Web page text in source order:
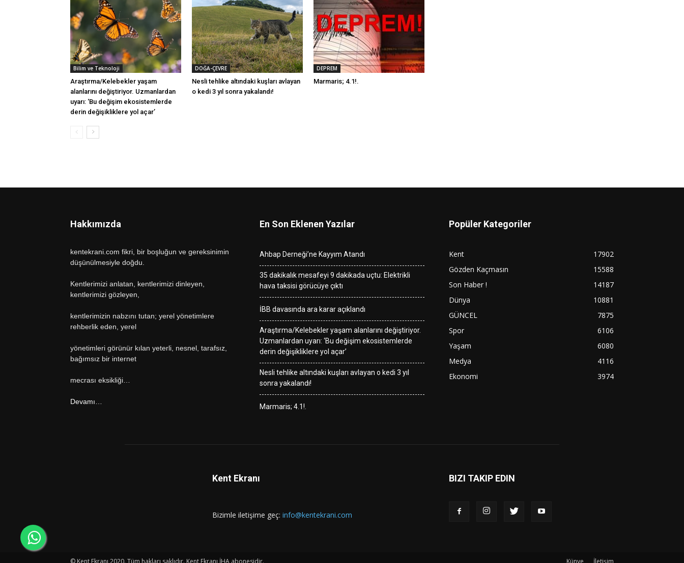
Bilim ve Teknoloji
Araştırma/Kelebekler yaşam
alanlarını değiştiriyor. Uzmanlardan
uyarı: ‘Bu değişim ekosistemlerde
derin değişikliklere yol açar’
DOĞA-ÇEVRE
Nesli tehlike altındaki kuşları avlayan
o kedi 3 yıl sonra yakalandı!
DEPREM
Marmaris; 4.1!.
Hakkımızda
kentekrani.com fikri, bir boşluğun ve gereksinimin
düşünülmesiyle doğdu.
Kentlerimizi anlatan, kentlerimizi dinleyen,
kentlerimizi gözleyen,
kentlerimizin nabzını tutan; yerel yönetimlere
rehberlik eden, yerel
yönetimleri görünür kılan yeterli, nesnel, tarafsız,
bağımsız bir internet
mecrası eksikliği…
Devamı…
En Son Eklenen Yazılar
Ahbap Derneği’ne Kayyım Atandı
35 dakikalık mesafeyi 9 dakikada uçtu: Elektrikli
hava taksisi görücüye çıktı
İBB davasında ara karar açıklandı
Araştırma/Kelebekler yaşam alanlarını değiştiriyor.
Uzmanlardan uyarı: ‘Bu değişim ekosistemlerde
derin değişikliklere yol açar’
Nesli tehlike altındaki kuşları avlayan o kedi 3 yıl
sonra yakalandı!
Marmaris; 4.1!.
Popüler Kategoriler
Kent
17902
Gözden Kaçmasın
15588
Son Haber !
14187
Dünya
10881
GÜNCEL
7875
Spor
6106
Yaşam
6080
Medya
4116
Ekonomi
3974
Kent Ekranı
Bizimle iletişime geç: info@kentekrani.com
BIZI TAKIP EDIN